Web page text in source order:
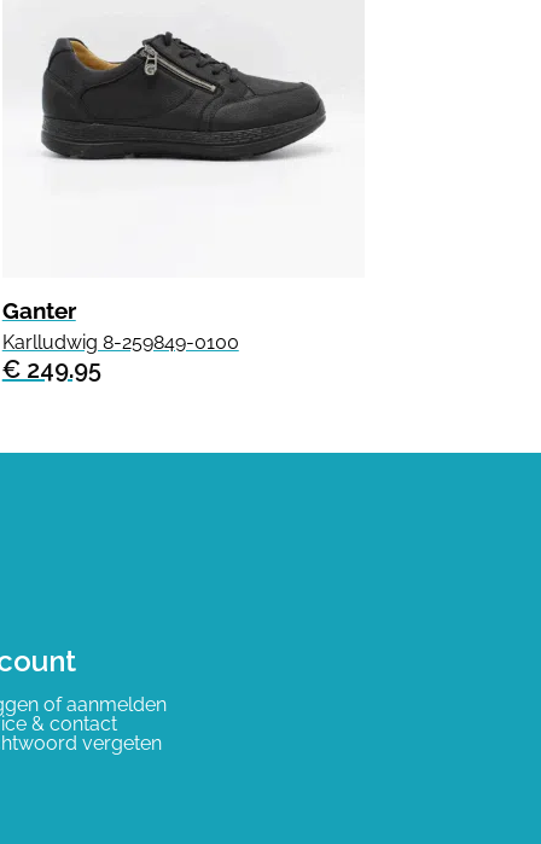
Ganter
Karlludwig 8-259849-0100
€ 249.95
of aanmelden
& contact
vergeten